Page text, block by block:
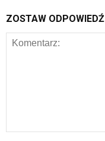
ZOSTAW ODPOWIEDŹ